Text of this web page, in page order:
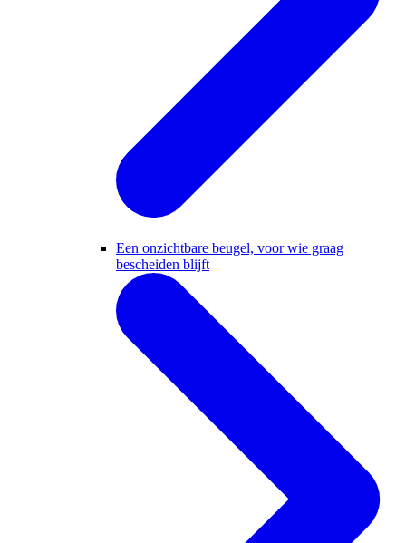
Een onzichtbare beugel, voor wie graag
bescheiden blijft